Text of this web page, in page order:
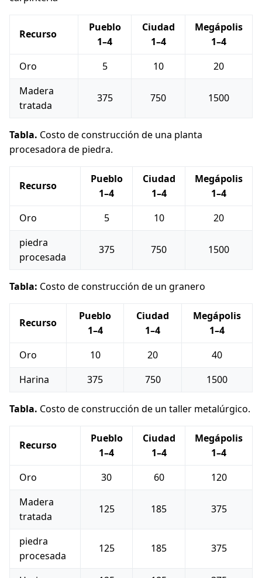
Recurso
Pueblo
1–4
Ciudad
1–4
Megápolis
1–4
Oro
5 10
20
Madera
tratada
375 750 1500
Tabla. Costo de construcción de una planta
procesadora de piedra.
Recurso
Pueblo
1–4
Ciudad
1–4
Megápolis
1–4
Oro
5 10
20
piedra
procesada
375 750 1500
Tabla: Costo de construcción de un granero
Recurso
Pueblo
1–4
Ciudad
1–4
Megápolis
1–4
Oro
10 20
40
Harina
375 750 1500
Tabla. Costo de construcción de un taller metalúrgico.
Recurso
Pueblo
1–4
Ciudad
1–4
Megápolis
1–4
Oro
30 60
120
Madera
tratada
125 185 375
piedra
procesada
125 185 375